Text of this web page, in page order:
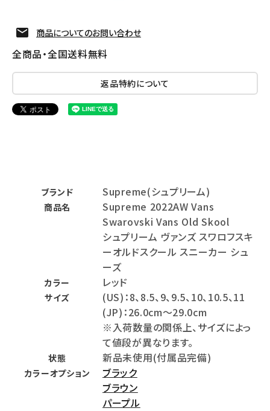
商品についてのお問い合わせ
全商品・全国送料無料
返品特約について
ブランド Supreme(シュプリーム)
商品名
Supreme 2022AW Vans
Swarovski Vans Old Skool
シュプリーム ヴァンズ スワロフスキ
ーオルドスクール スニーカー シュ
ーズ
カラー レッド
サイズ
(US)：8、8.5、9、9.5、10、10.5、11
(JP)：26.0cm～29.0cm
※入荷数量の関係上、サイズによっ
て値段が異なります。
状態 新品未使用(付属品完備)
カラーオプション
ブラック
ブラウン
パープル